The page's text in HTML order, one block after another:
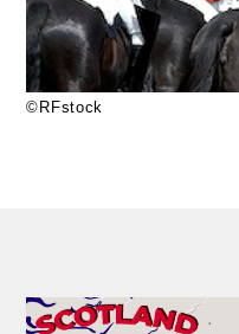
©RFstock